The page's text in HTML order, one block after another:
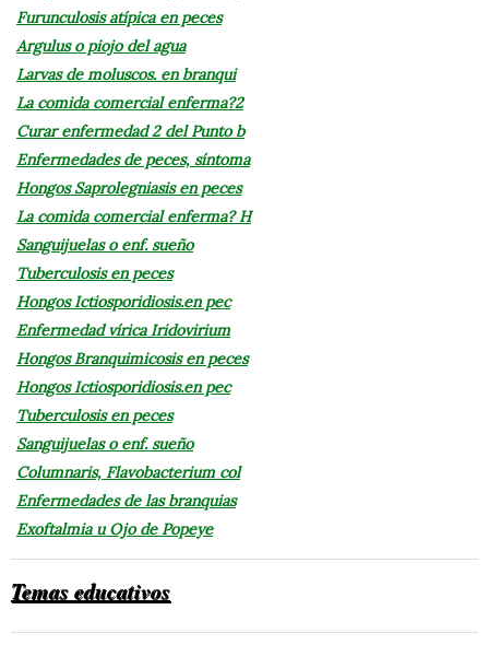
Furunculosis atípica en peces
Argulus o piojo del agua
Larvas de moluscos. en branqui
La comida comercial enferma?2
Curar enfermedad 2 del Punto b
Enfermedades de peces, síntoma
Hongos Saprolegniasis en peces
La comida comercial enferma? H
Sanguijuelas o enf. sueño
Tuberculosis en peces
Hongos Ictiosporidiosis.en pec
Enfermedad vírica Iridovirium
Hongos Branquimicosis en peces
Hongos Ictiosporidiosis.en pec
Tuberculosis en peces
Sanguijuelas o enf. sueño
Columnaris, Flavobacterium col
Enfermedades de las branquias
Exoftalmia u Ojo de Popeye
Temas educativos